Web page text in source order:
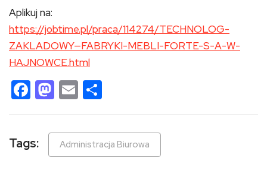
Aplikuj na:
https://jobtime.pl/praca/114274/TECHNOLOG-
ZAKLADOWY—FABRYKI-MEBLI-FORTE-S-A-W-
HAJNOWCE.html
Facebook
Mastodon
Email
Tags: Administracja Biurowa